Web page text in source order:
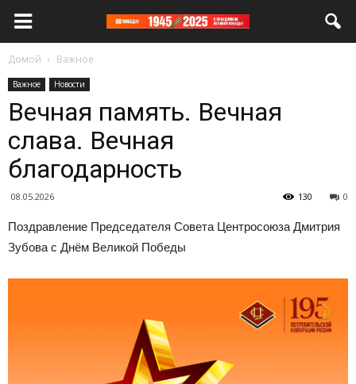
Домой Важное
Важное Новости
Вечная память. Вечная
слава. Вечная
благодарность
08.05.2026 0
130
Поздравление Председателя Совета Центросоюза Дмитрия
Зубова с Днём Великой Победы